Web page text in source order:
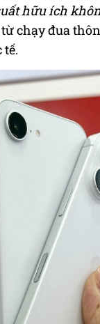
hữu ích
chạy đua